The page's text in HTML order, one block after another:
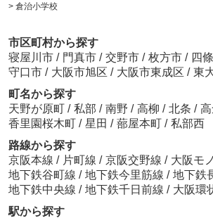
> 倉治小学校
市区町村から探す
寝屋川市 / 門真市 / 交野市 / 枚方市 / 四
守口市 / 大阪市旭区 / 大阪市東成区 / 東
町名から探す
天野が原町 / 私部 / 南野 / 高柳 / 北条 /
香里園桜木町 / 星田 / 蔀屋本町 / 私部西
路線から探す
京阪本線 / 片町線 / 京阪交野線 / 大阪モ
地下鉄谷町線 / 地下鉄今里筋線 / 地下鉄
地下鉄中央線 / 地下鉄千日前線 / 大阪環
駅から探す